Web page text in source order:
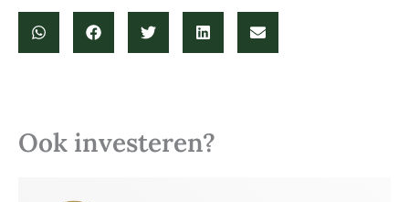
Ook investeren?